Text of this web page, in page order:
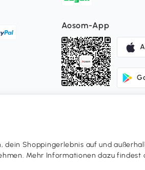
Aosom-App
dein Shoppingerlebnis auf und
Mehr Informationen dazu findest